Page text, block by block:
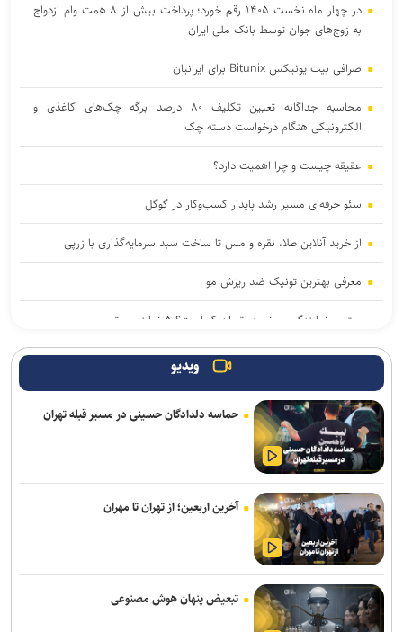
در چهار ماه نخست ۱۴۰۵ رقم خورد؛ پرداخت بیش از ۸ همت وام ازدواج
به زوج‌های جوان توسط بانک ملی ایران
صرافی بیت یونیکس Bitunix برای ایرانیان
محاسبه جداگانه تعیین تکلیف ۸۰ درصد برگه چک‌های کاغذی و
الکترونیکی هنگام درخواست دسته چک
عقیقه چیست و چرا اهمیت دارد؟
سئو حرفه‌ای مسیر رشد پایدار کسب‌وکار در گوگل
از خرید آنلاین طلا، نقره و مس تا ساخت سبد سرمایه‌گذاری با زرپی
معرفی بهترین تونیک ضد ریزش مو
بهترین نمایندگی سونی در تهران کجاست؟ ۵ نماینده برتر
مهمانی ۱۲ هزار نفری بانک صادرات ایران/ حمایت از اقشار کم‌درآمد با
ویدیو
حماسه دلدادگان حسینی در مسیر قبله تهران
آخرین اربعین؛ از تهران تا مهران
تبعیض پنهان هوش مصنوعی